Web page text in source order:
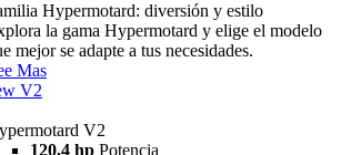
Hypermotard: diversión y estilo
la gama Hypermotard y elige el modelo
mejor se adapte a tus necesidades.
Mas
V2
V2
120,4 hp Potencia